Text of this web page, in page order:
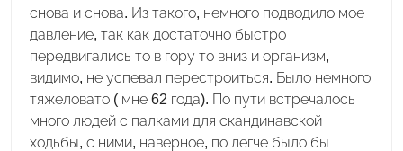
снова и снова. Из такого, немного подводило мое
давление, так как достаточно быстро
передвигались то в гору то вниз и организм,
видимо, не успевал перестроиться. Было немного
тяжеловато ( мне 62 года). По пути встречалось
много людей с палками для скандинавской
ходьбы, с ними, наверное, по легче было бы